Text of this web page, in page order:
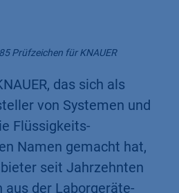
Prüfzeichen für KNAUER
das sich als
von Systemen und
Flüssigkeits-
Namen gemacht hat,
seit Jahrzehnten
aus der Laborgeräte-